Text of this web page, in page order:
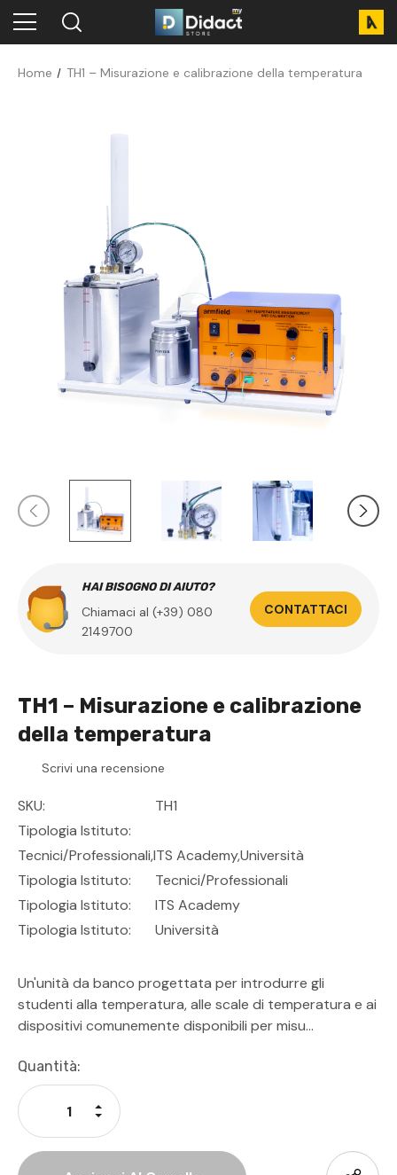
Home TH1 – Misurazione e calibrazione della temperatura
HAI BISOGNO DI AIUTO?
Chiamaci al (+39) 080
2149700
CONTATTACI
TH1 – Misurazione e calibrazione
della temperatura
Scrivi una recensione
SKU:
TH1
Tipologia Istituto:
Tecnici/professionali,ITS Academy,Università
Tipologia Istituto:
Tecnici/Professionali
Tipologia Istituto:
ITS Academy
Tipologia Istituto:
Università
Un'unità da banco progettata per introdurre gli
studenti alla temperatura, alle scale di temperatura e ai
dispositivi comunemente disponibili per misu…
Disponibilità
Attuale:
Quantità:
Diminuisci La Quantità Di Undefined
Aumenta La Quantità Di Undefined